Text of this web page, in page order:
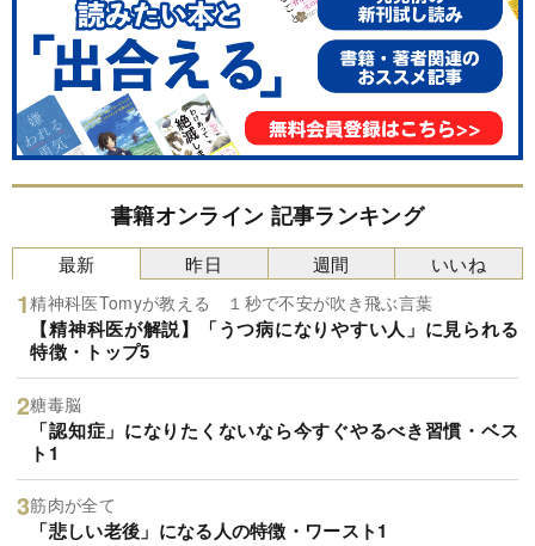
書籍オンライン 記事ランキング
最新
精神科医Tomyが教える １秒で不安が吹き飛ぶ言葉
【精神科医が解説】「うつ病になりやすい人」に見られる
特徴・トップ5
糖毒脳
「認知症」になりたくないなら今すぐやるべき習慣・ベス
ト1
筋肉が全て
「悲しい老後」になる人の特徴・ワースト1
昨日 週間 いいね